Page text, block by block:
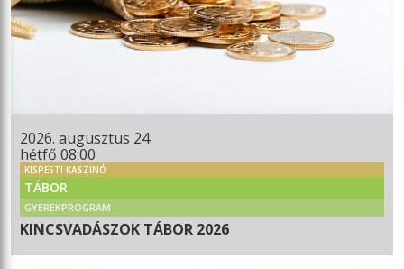
2026. augusztus 24.
hétfő 08:00
KISPESTI KASZINÓ
TÁBOR
GYEREKPROGRAM
KINCSVADÁSZOK TÁBOR 2026